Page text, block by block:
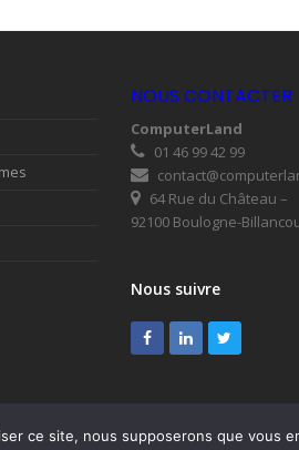
NOUS CONTACTER
ComputerLand
01 46 99 42 99
64 Rue du Château –
92100 Boulogne-
Nous suivre
Facebook
LinkedIn
légales RGPD Plan du site
ce site, nous supposerons que vous